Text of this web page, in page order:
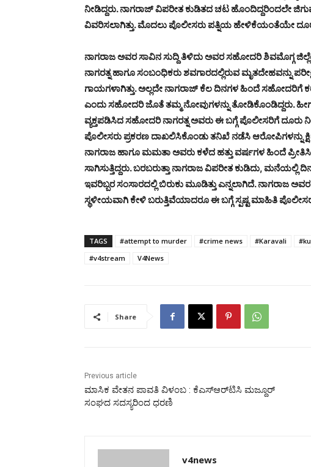
ನೀಡಿದ್ದರು. ನಾಗರಾಜ್ ವಿಪರೀತ ಕುಡಿತದ ಚಟ ಹೊಂದಿದ್ದರಿಂದಲೇ
ವಿವರಿಸಲಾಗಿತ್ತು. ಮೊದಲು ಪೊಲೀಸರು ಪತ್ನಿಯ ಹೇಳಿಕೆಯಂತೆಯೇ
ನಾಗರಾಜ ಅವರ ಸಾವಿನ ಸುದ್ದಿ ತಿಳಿದು ಅವರ ಸಹೋದರಿ ಶಿವಮೊಗ್ಗ
ನಾಗರತ್ನ ಹಾಗೂ ಸಂಬಂಧಿಕರು ಶವಗಾರದಲ್ಲಿರುವ ಮೃತದೇಹವನ್ನು
ಗಾಯಗಳಾಗಿತ್ತು. ಅಲ್ಲದೇ ನಾಗರಾಜ್ ಕೆಲ ದಿನಗಳ ಹಿಂದೆ ಸಹೋದರಿಗೆ
ಎಂದು ಸಹೋದರಿ ಜೊತೆ ತಮ್ಮ ನೋವುಗಳನ್ನು ತೋಡಿಕೊಂಡಿದ್ದರು.
ವ್ಯಕ್ತಪಡಿಸಿದ ಸಹೋದರಿ ನಾಗರತ್ನ ಅವರು ಈ ಬಗ್ಗೆ ಪೊಲೀಸರಿಗೆ
ಪೊಲೀಸರು ಪ್ರಕರಣ ದಾಖಲಿಸಿಕೊಂಡು ತನಿಖೆ ನಡೆಸಿ ಆರೋಪಿಗಳನ್ನು
ನಾಗರಾಜ ಹಾಗೂ ಮಮತಾ ಅವರು ಕಳೆದ ಹತ್ತು ವರ್ಷಗಳ ಹಿಂದೆ
ಸಾಗಿಸುತ್ತಿದ್ದರು. ಬರಬರುತ್ತಾ ನಾಗರಾಜ ವಿಪರೀತ ಕುಡಿದು, ಮನೆಯಲ್ಲಿ
ಇವರಿಬ್ಬರ ಸಂಸಾರದಲ್ಲಿ ಬಿರುಕು ಮೂಡಿತ್ತು ಎನ್ನಲಾಗಿದೆ. ನಾಗರಾಜ
ಸ್ಥಳೀಯವಾಗಿ ಕೇಳಿ ಬರುತ್ತಿವೆಯಾದರೂ ಈ ಬಗ್ಗೆ ಸ್ಪಷ್ಟ ಮಾಹಿತಿ
TAGS #attempt to murder #crime news #Karavali
#v4stream
V4News
Share
Previous article
ಮಾಸಿಕ ವೇತನ ಪಾವತಿ ವಿಳಂಬ : ಕೆಎಸ್‌ಆರ್‌ಟಿಸಿ ಮಜ್ದೂರ್
ಸಂಘದ ಸದಸ್ಯರಿಂದ ಧರಣಿ
v4news